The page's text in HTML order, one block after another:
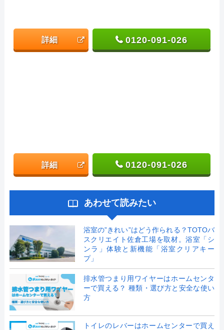
詳細 0120-091-026
詳細 0120-091-026
あわせて読みたい
浴室の”きれい”はどう作られる？TOTOバ
スクリエイト佐倉工場を取材。浴室「シ
ンラ」体験と新機能「浴室クリアキー
プ」
排水管つまり用ワイヤーはホームセンタ
ーで買える？ 種類・選び方と安全な使い
方
トイレのレバーはホームセンターで買え